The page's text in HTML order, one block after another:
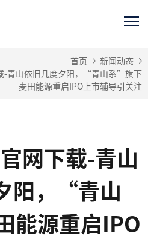
首页
新闻动态
-青山依旧几度夕阳，“青山系”旗下
麦田能源重启IPO上市辅导引关注
网下载-青山
阳，“青山
能源重启IPO